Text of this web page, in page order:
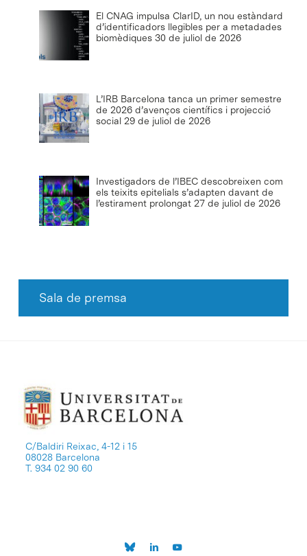
El CNAG impulsa ClarID, un nou estàndard
d’identificadors llegibles per a metadades
biomèdiques 30 de juliol de 2026
L’IRB Barcelona tanca un primer semestre
de 2026 d’avenços científics i projecció
social 29 de juliol de 2026
Investigadors de l’IBEC descobreixen com
els teixits epitelials s’adapten davant de
l’estirament prolongat 27 de juliol de 2026
Sala de premsa
C/Baldiri Reixac, 4-12 i 15
08028 Barcelona
T. 934 02 90 60